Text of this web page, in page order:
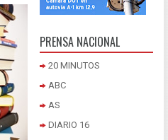
PRENSA NACIONAL
20 MINUTOS
ABC
AS
DIARIO 16